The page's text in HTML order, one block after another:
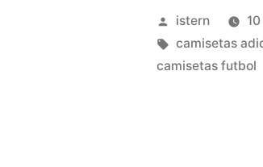
Publicado
por
istern
Etiquetas:
camisetas
camisetas futbol